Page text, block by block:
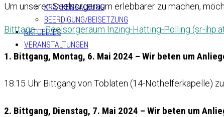
KRANKENSALBUNG
BEERDIGUNG/BEISETZUNG
AKTUELLES
VERANSTALTUNGEN
Um unseren Seelsorgeraum erlebbarer zu machen,
Bitttage – Seelsorgeraum Inzing-Hatting-Polling (sr-
1. Bittgang, Montag, 6. Mai 2024 – Wir beten um
18.15 Uhr Bittgang von Toblaten (14-Nothelferkapelle)
2. Bittgang, Dienstag, 7. Mai 2024 – Wir beten um